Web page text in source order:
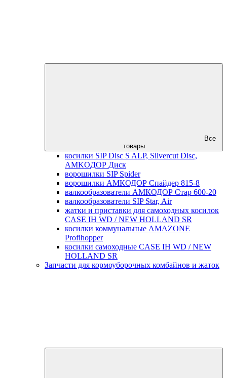
Все
товары
косилки SIP Disc S ALP, Silvercut Disc,
AMKOДОР Диск
ворошилки SIP Spider
ворошилки АМКОДОР Спайдер 815-8
валкообразователи АМКОДОР Стар 600-20
валкообразователи SIP Star, Air
жатки и приставки для самоходных косилок
CASE IH WD / NEW HOLLAND SR
косилки коммунальные AMAZONE
Profihopper
косилки самоходные CASE IH WD / NEW
HOLLAND SR
Запчасти для кормоуборочных комбайнов и жаток